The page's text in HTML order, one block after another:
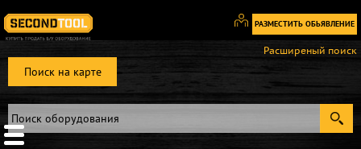
РАЗМЕСТИТЬ ОБЬЯВЛЕНИЕ
Вход
Регистрация
Поиск на карте
Расширеный поиск